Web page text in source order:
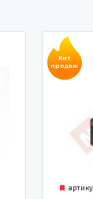
Хит
продаж